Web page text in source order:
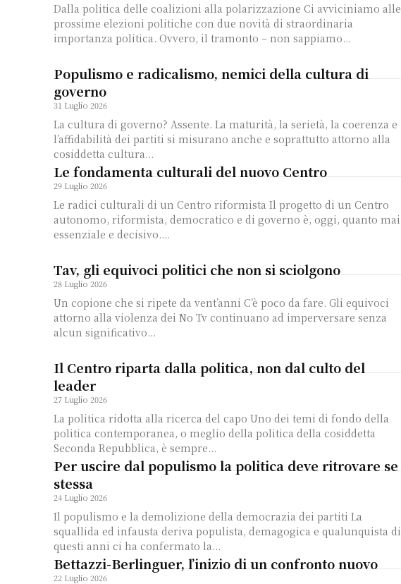
Dalla politica delle coalizioni alla polarizzazione Ci avviciniamo alle
prossime elezioni politiche con due novità di straordinaria
importanza politica. Ovvero, il tramonto – non sappiamo...
Populismo e radicalismo, nemici della cultura di
governo
31 Luglio 2026
La cultura di governo? Assente. La maturità, la serietà, la coerenza e
l’affidabilità dei partiti si misurano anche e soprattutto attorno alla
cosiddetta cultura...
Le fondamenta culturali del nuovo Centro
29 Luglio 2026
Le radici culturali di un Centro riformista Il progetto di un Centro
autonomo, riformista, democratico e di governo è, oggi, quanto mai
essenziale e decisivo....
Tav, gli equivoci politici che non si sciolgono
28 Luglio 2026
Un copione che si ripete da vent’anni C’è poco da fare. Gli equivoci
attorno alla violenza dei No Tv continuano ad imperversare senza
alcun significativo...
Il Centro riparta dalla politica, non dal culto del
leader
27 Luglio 2026
La politica ridotta alla ricerca del capo Uno dei temi di fondo della
politica contemporanea, o meglio della politica della cosiddetta
Seconda Repubblica, è sempre...
Per uscire dal populismo la politica deve ritrovare se
stessa
24 Luglio 2026
Il populismo e la demolizione della democrazia dei partiti La
squallida ed infausta deriva populista, demagogica e qualunquista di
questi anni ci ha confermato la...
Bettazzi-Berlinguer, l’inizio di un confronto nuovo
22 Luglio 2026